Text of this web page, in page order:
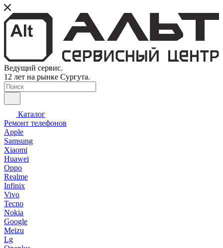
Ведущий сервис.
12 лет на рынке Сургута.
Каталог
Ремонт телефонов
Apple
Samsung
Xiaomi
Huawei
Oppo
Realme
Infinix
Vivo
Tecno
Nokia
Google
Meizu
Lg